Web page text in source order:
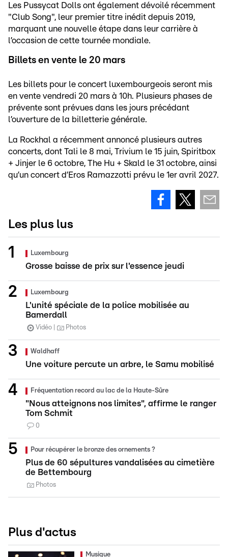
Les Pussycat Dolls ont également dévoilé récemment
"Club Song", leur premier titre inédit depuis 2019,
marquant une nouvelle étape dans leur carrière à
l’occasion de cette tournée mondiale.
Billets en vente le 20 mars
Les billets pour le concert luxembourgeois seront mis
en vente vendredi 20 mars à 10h. Plusieurs phases de
prévente sont prévues dans les jours précédant
l’ouverture de la billetterie générale.
La Rockhal a récemment annoncé plusieurs autres
concerts, dont Tali le 8 mai, Trivium le 15 juin, Spiritbox
+ Jinjer le 6 octobre, The Hu + Skald le 31 octobre, ainsi
qu’un concert d’Eros Ramazzotti prévu le 1er avril 2027.
Les plus lus
Luxembourg
Grosse baisse de prix sur l'essence jeudi
Luxembourg
L'unité spéciale de la police mobilisée au
Bamerdall
Vidéo Photos
Waldhaff
Une voiture percute un arbre, le Samu mobilisé
Fréquentation record au lac de la Haute-Sûre
"Nous atteignons nos limites", affirme le ranger
Tom Schmit
0
Pour récupérer le bronze des ornements ?
Plus de 60 sépultures vandalisées au cimetière
de Bettembourg
Photos
Plus d'actus
Musique